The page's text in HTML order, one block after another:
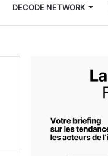
DECODE NETWORK